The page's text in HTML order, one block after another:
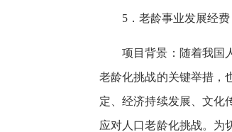
5．老龄事业发展经费
项目背景：随着我国
老龄化挑战的关键举措，
定、经济持续发展、文化
应对人口老龄化挑战。为